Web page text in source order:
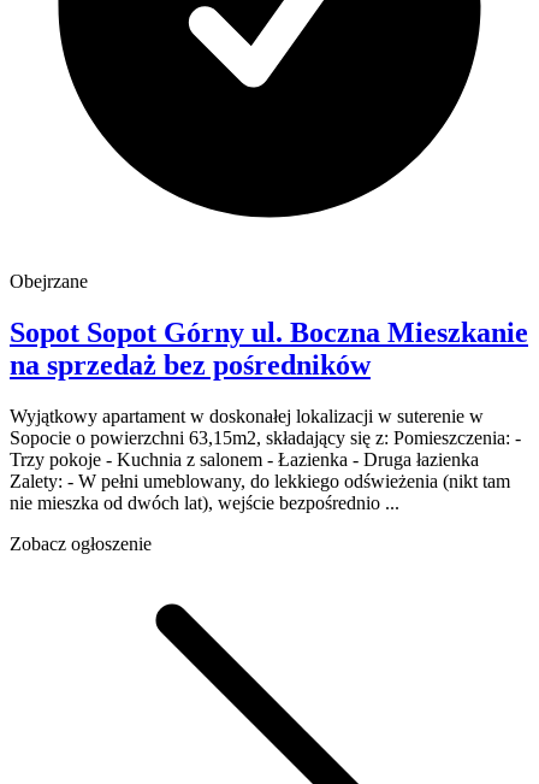
Obejrzane
Sopot Sopot Górny ul. Boczna Mieszkanie
na sprzedaż bez pośredników
Wyjątkowy apartament w doskonałej lokalizacji w suterenie w
Sopocie o powierzchni 63,15m2, składający się z: Pomieszczenia: -
Trzy pokoje - Kuchnia z salonem - Łazienka - Druga łazienka
Zalety: - W pełni umeblowany, do lekkiego odświeżenia (nikt tam
nie mieszka od dwóch lat), wejście bezpośrednio ...
Zobacz ogłoszenie